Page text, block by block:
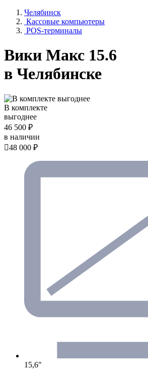
Челябинск
Кассовые компьютеры
POS-терминалы
Вики Макс 15.6
в Челябинске
В комплекте
выгоднее
46 500 ₽
в наличии
48 000 ₽
15,6"